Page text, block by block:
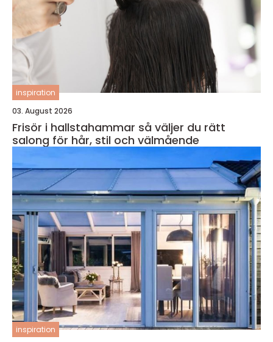
inspiration
03. August 2026
Frisör i hallstahammar så väljer du rätt
salong för hår, stil och välmående
inspiration